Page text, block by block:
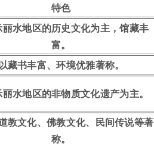
特色
丽水地区的历史文化为主，馆藏丰
富。
藏书丰富、环境优雅著称。
水地区的非物质文化遗产为主。
教文化、佛教文化、民间传说等著
称。